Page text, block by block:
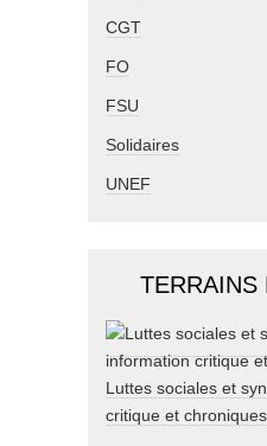
CGT
FO
FSU
Solidaires
UNEF
TERRAINS
Luttes sociales et
critique et